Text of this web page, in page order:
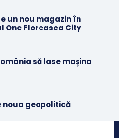
un nou magazin în
One Floreasca City
să lase mașina
noua geopolitică